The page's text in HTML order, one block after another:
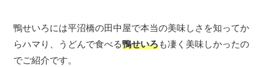
鴨せいろには平沼橋の田中屋で本当の美味しさを知ってか
らハマり、うどんで食べる鴨せいろも凄く美味しかったの
でご紹介です。